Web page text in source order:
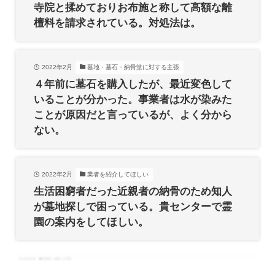
寺院と揉めておりお布施と称して高額な離
檀料を請求されている。対処法は。
2022年2月 墓地・墓石・納骨堂に対する主張
４年前に墓石を購入したが、最近変色して
いることが分かった。事業者は水が染みた
ことが原因だと言っているが、よく分から
ない。
2022年2月 業者を紹介してほしい
生活困窮者だった近親者の納骨のため知人
が墓地探しで困っている。貴センターで霊
園の案内をしてほしい。